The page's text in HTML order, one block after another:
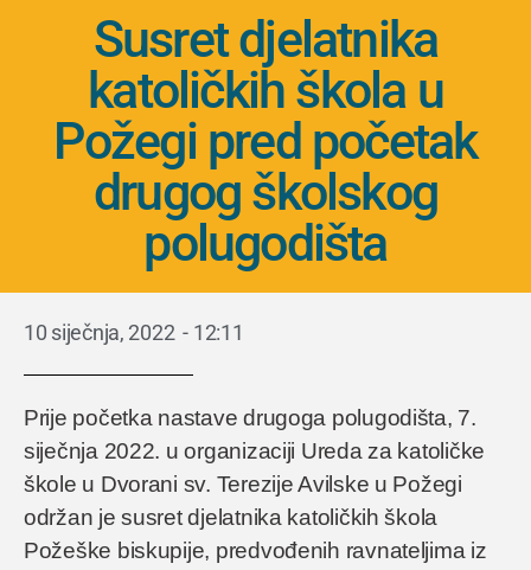
Susret djelatnika
katoličkih škola u
Požegi pred početak
drugog školskog
polugodišta
10 siječnja, 2022 - 12:11
Prije početka nastave drugoga polugodišta, 7.
siječnja 2022. u organizaciji Ureda za katoličke
škole u Dvorani sv. Terezije Avilske u Požegi
održan je susret djelatnika katoličkih škola
Požeške biskupije, predvođenih ravnateljima iz